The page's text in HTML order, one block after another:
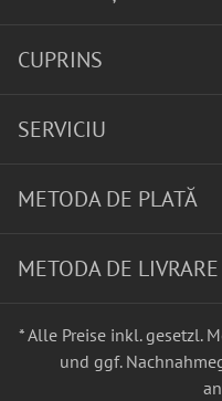
CUPRINS
SERVICIU
METODA DE PLATĂ
METODA DE LIVRARE
* Alle Preise inkl. gesetzl.
und ggf.